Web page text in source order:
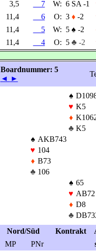
3,5
7 W: 6 SA -1
11,4
6 O: 3 ♦-2
11,4
5 W: 5 ♠ -2
11,4
4 O: 5 ♣ -2
Boardnummer: 5
◄ ►
♠
♥ K5
♦
♣ K5
♠ AKB743
♥ 104
♦ B73
♣ 106
♠ 65
♥ AB72
♦ D8
♣
Nord/Süd
Kontrakt
MP
PNr